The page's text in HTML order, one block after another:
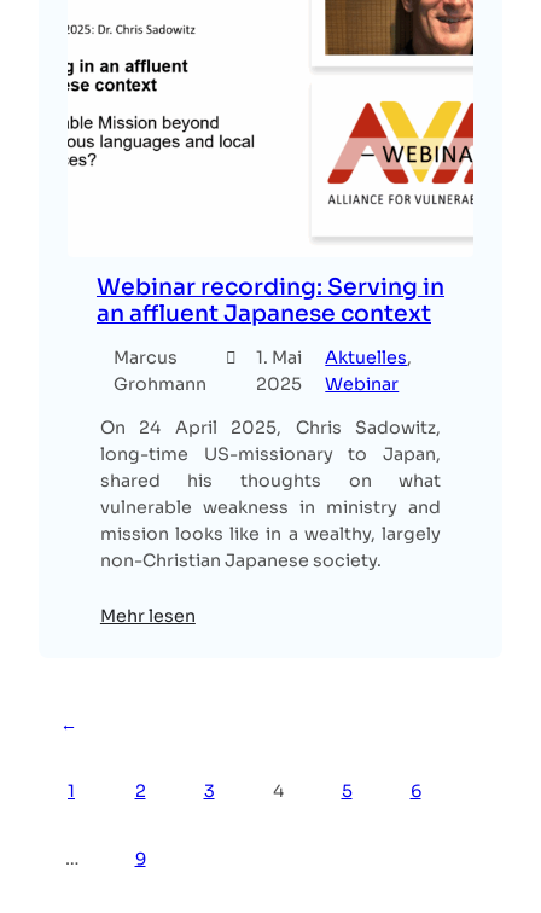
Webinar recording: Serving in
an affluent Japanese context
Marcus
Grohmann
1. Mai
2025
Aktuelles
Webinar
On 24 April 2025, Chris Sadowitz,
long-time US-missionary to Japan,
shared his thoughts on what
vulnerable weakness in ministry and
mission looks like in a wealthy, largely
non-Christian Japanese society.
Mehr lesen
←
1 2 3 4 5 6
… 9